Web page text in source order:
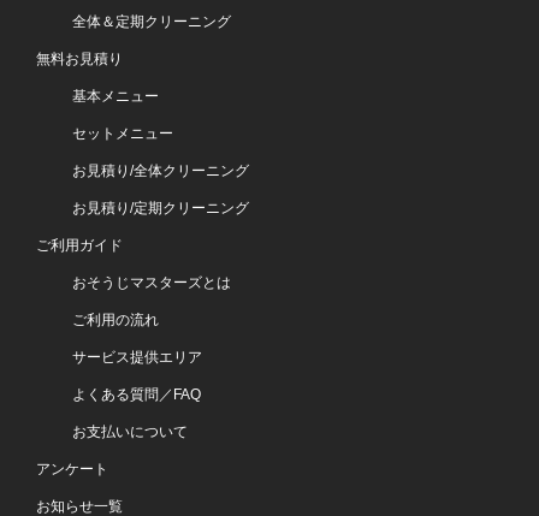
全体＆定期クリーニング
無料お見積り
基本メニュー
セットメニュー
お見積り/全体クリーニング
お見積り/定期クリーニング
ご利用ガイド
おそうじマスターズとは
ご利用の流れ
サービス提供エリア
よくある質問／FAQ
お支払いについて
アンケート
お知らせ一覧